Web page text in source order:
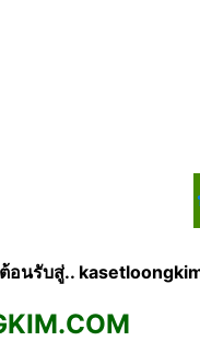
อนรับสู่..